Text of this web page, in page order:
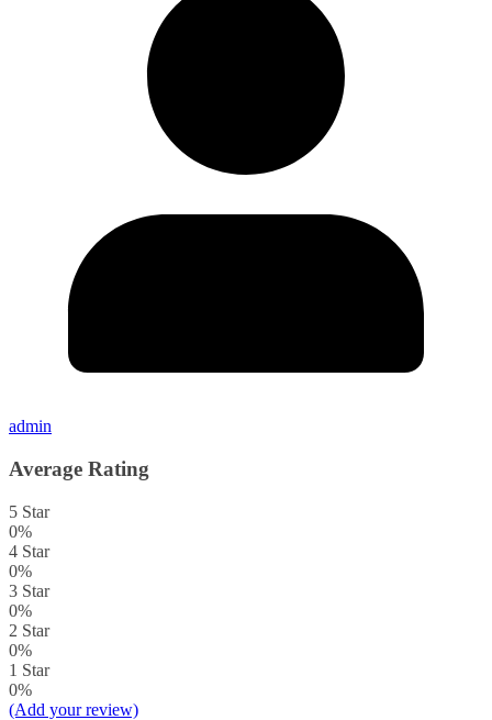
admin
Average Rating
5 Star
0%
4 Star
0%
3 Star
0%
2 Star
0%
1 Star
0%
(Add your review)